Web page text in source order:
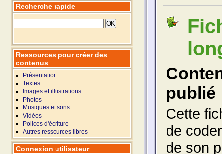
publié
Cette
de
de son
Recherche rapide
Ressources pour créer des
contenus
Présentation
Textes
Images et illustrations
Photos
Musiques et sons
Vidéos
Polices d'écriture
Autres ressources libres
Connexion utilisateur